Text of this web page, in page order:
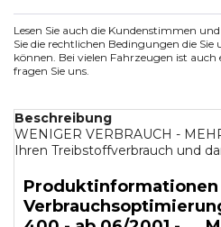
Lesen Sie auch die Kundenstimmen
Sie die rechtlichen Bedingungen die
können. Bei vielen Fahrzeugen ist
fragen Sie uns.
Beschreibung
WENIGER VERBRAUCH -
Ihren Treibstoffverbrauch und